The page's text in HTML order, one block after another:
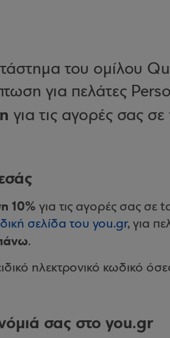
του ομίλου
για πελάτες
για τις αγορές σας
10% για τις αγορές σας σε
σελίδα του you.gr, για
.
ηλεκτρονικό κωδικό
σας στο you.gr